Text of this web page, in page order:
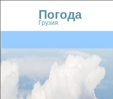
Погода
Грузия